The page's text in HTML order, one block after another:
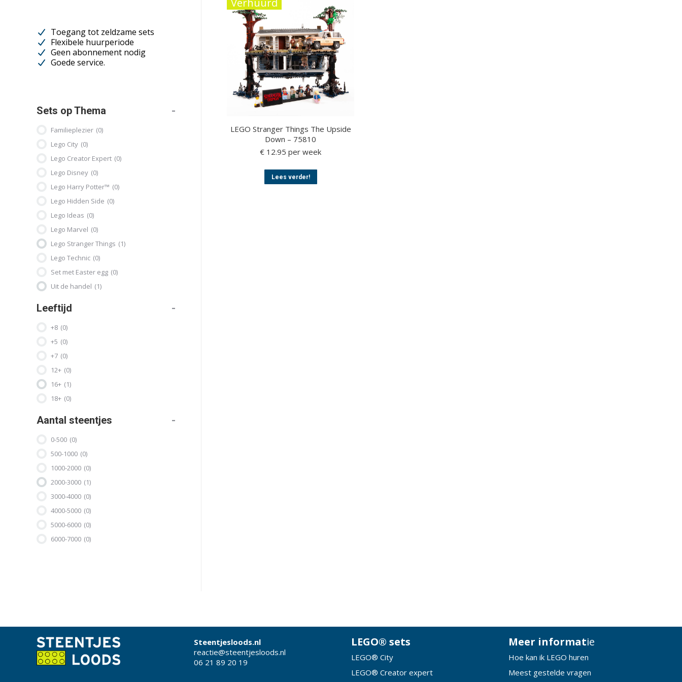
Verhuurd
LEGO Stranger Things The Upside
Down – 75810
€ 12.95 per week
Lees verder!
product
Toegang tot zeldzame sets
Flexibele huurperiode
Geen abonnement nodig
Goede service.
Sets op Thema -
Familieplezier (0)
Lego City (0)
Lego Creator Expert (0)
Lego Disney (0)
Lego Harry Potter™ (0)
Lego Hidden Side (0)
Lego Ideas (0)
Lego Marvel (0)
Lego Stranger Things (1)
Lego Technic (0)
Set met Easter egg (0)
Uit de handel (1)
Leeftijd -
+8 (0)
+5 (0)
+7 (0)
12+ (0)
16+ (1)
18+ (0)
Aantal steentjes -
0-500 (0)
500-1000 (0)
1000-2000 (0)
2000-3000 (1)
3000-4000 (0)
4000-5000 (0)
5000-6000 (0)
6000-7000 (0)
Steentjesloods.nl
reactie@steentjesloods.nl
06 21 89 20 19
LEGO® sets
LEGO® City
LEGO® Creator expert
Meer informatie
Hoe kan ik LEGO huren
Meest gestelde vragen